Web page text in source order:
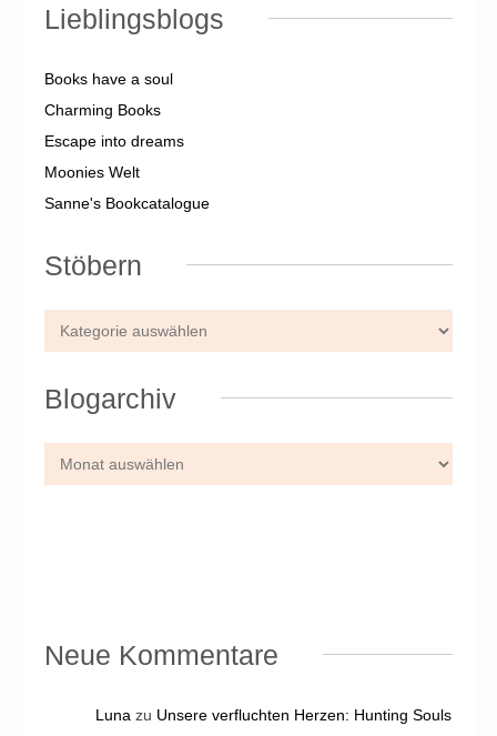
Lieblingsblogs
Books have a soul
Charming Books
Escape into dreams
Moonies Welt
Sanne's Bookcatalogue
Stöbern
Blogarchiv
Neue Kommentare
Luna zu Unsere verfluchten Herzen: Hunting Souls